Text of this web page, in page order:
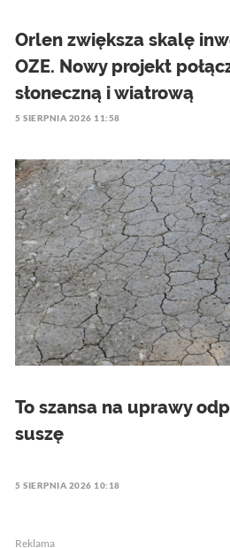
Orlen zwiększa skalę
OZE. Nowy projekt
słoneczną i wiatrową
5 SIERPNIA 2026 11:58
To szansa na uprawy
suszę
5 SIERPNIA 2026 10:18
Reklama